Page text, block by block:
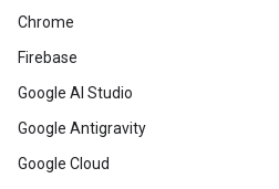
Chrome
Firebase
Google AI Studio
Google Antigravity
Google Cloud